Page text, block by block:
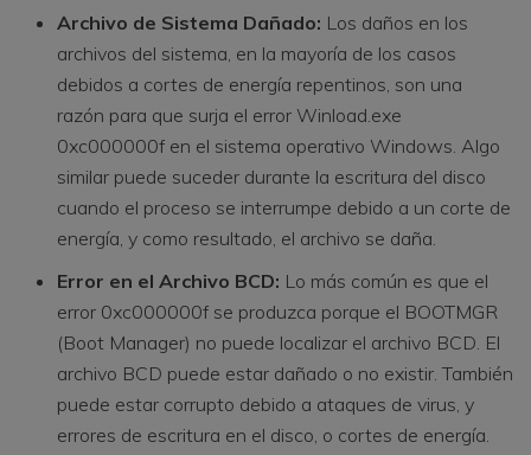
Archivo de Sistema Dañado: Los daños en los
archivos del sistema, en la mayoría de los casos
debidos a cortes de energía repentinos, son una
razón para que surja el error Winload.exe
0xc000000f en el sistema operativo Windows. Algo
similar puede suceder durante la escritura del disco
cuando el proceso se interrumpe debido a un corte de
energía, y como resultado, el archivo se daña.
Error en el Archivo BCD: Lo más común es que el
error 0xc000000f se produzca porque el BOOTMGR
(Boot Manager) no puede localizar el archivo BCD. El
archivo BCD puede estar dañado o no existir. También
puede estar corrupto debido a ataques de virus, y
errores de escritura en el disco, o cortes de energía.